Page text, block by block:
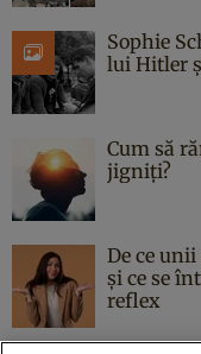
Sophie
lui Hitler
Cum să
jigniți?
De ce
și ce se
reflex